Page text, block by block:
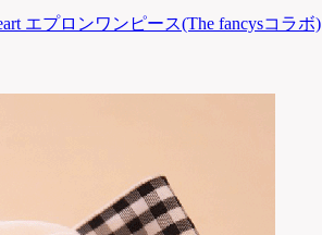
エプロンワンピース(The fancysコラボ)